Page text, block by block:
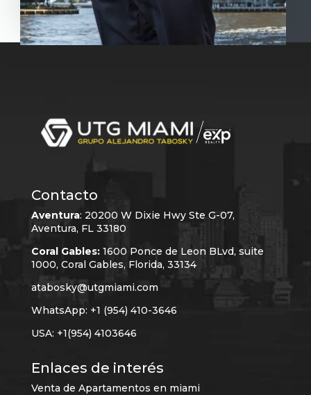
Contacto
Aventura: 20200 W Dixie Hwy Ste G-07,
Aventura, FL 33180
Coral Gables:1600 Ponce de Leon BLvd, suite
1000, Coral Gables, Florida, 33134
atabosky@utgmiami.com
WhatsApp: +1 (954) 410-3646
USA: +1(954) 4103646
Enlaces de interés
Venta de Apartamentos en miami